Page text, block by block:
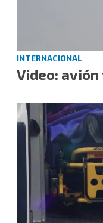
INTERNACIONAL
Video: